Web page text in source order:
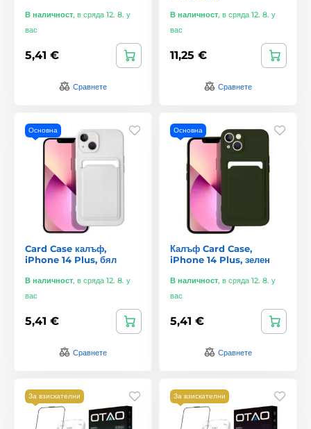
В наличност, в сряда 12. 8. у
вас
5,41 €
Сравнете
В наличност, в сряда 12. 8. у
вас
11,25 €
Сравнете
Основна
Card Case калъф,
iPhone 14 Plus, бял
В наличност, в сряда 12. 8. у
вас
5,41 €
Сравнете
Основна
Калъф Card Case,
iPhone 14 Plus, зелен
В наличност, в сряда 12. 8. у
вас
5,41 €
Сравнете
За взискателни За взискателни